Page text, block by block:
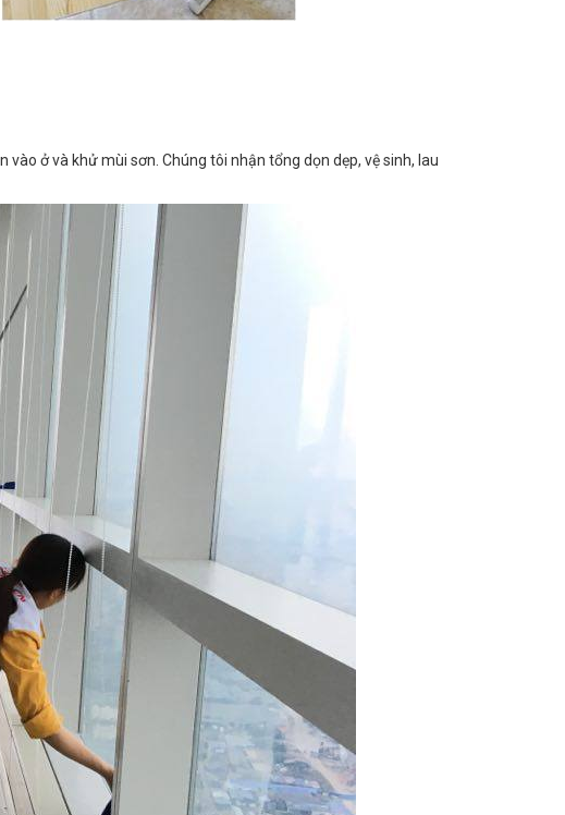
ở và khử mùi sơn. Chúng tôi nhận tổng dọn dẹp, vệ sinh, lau